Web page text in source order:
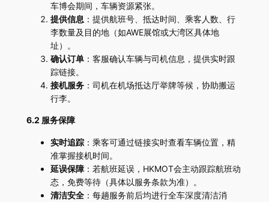
车博会期间，车辆资源紧张。
提供信息 ：提供航班号、抵达时间、乘客人数、行
李数量及目的地（如AWE展馆或大湾区具体地
址）。
确认订单：客服确认车辆与司机信息，提供实时跟
踪链接。
接机服务：司机在机场抵达厅举牌等候，协助搬运
行李。
6.2 服务保障
实时追踪：乘客可通过链接实时查看车辆位置，精
准掌握接机时间。
延误保障：若航班延误，HKMOT会主动跟踪航班动
态，免费等待（具体以服务条款为准）。
清洁安全：每趟服务前后均进行全车深度清洁消